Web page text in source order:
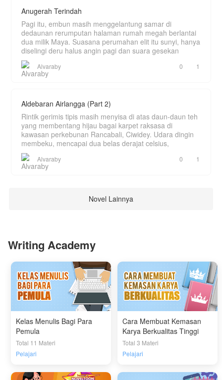
Anugerah Terindah
Pagi itu, embun masih menggelantung samar di
dedaunan rerumputan halaman rumah megah berlantai
dua milik Maya. Suasana perumahan elit itu sunyi, hanya
diselingi deru halus angin pagi dan suara gesekan
Alvaraby 0 1
Aldebaran Airlangga (Part 2)
Rintik gerimis tipis masih menyisa di atas daun-daun teh
yang membentang hijau bagai karpet raksasa di
kawasan perkebunan Rancabali, Ciwidey. Udara dingin
membeku, mencapai dua belas derajat celsius,
Alvaraby 0 1
Novel Lainnya
Writing Academy
Kelas Menulis Bagi Para
Pemula
Total 11 Materi
Pelajari
Cara Membuat Kemasan
Karya Berkualitas Tinggi
Total 3 Materi
Pelajari